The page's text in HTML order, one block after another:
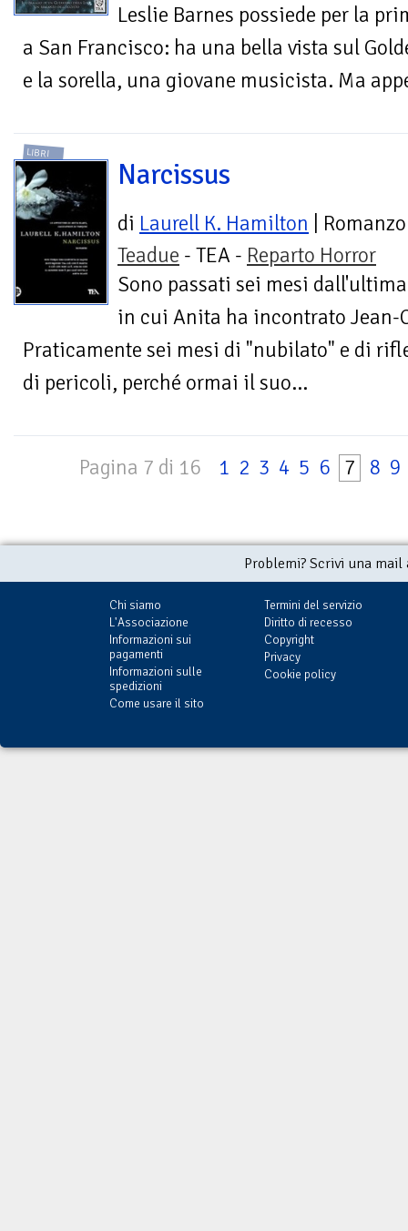
Leslie Barnes possiede per la
a San Francisco: ha una bella vista sul
e la sorella, una giovane musicista. Ma
LIBRI
Narcissus
di Laurell K. Hamilton | Romanzo
Teadue - TEA - Reparto Horror
Sono passati sei mesi
in cui Anita ha incontrato Jean-
Praticamente sei mesi di "nubilato" e di
di pericoli, perché ormai il suo...
Pagina 7 di 16 1 2 3 4 5 6 7 8 9
Problemi? Scrivi una
Chi siamo
L'Associazione
Informazioni sui
pagamenti
Informazioni sulle
spedizioni
Come usare il sito
Termini del servizio
Diritto di recesso
Copyright
Privacy
Cookie policy